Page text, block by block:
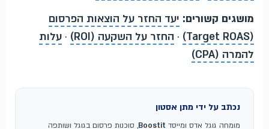
מושגים קשורים: יעד החזר על הוצאות הפרסום
(Target ROAS)
· החזר על השקעה (ROI) · עלות
להמרה (CPA)
נכתב על ידי מתן אסטון
מומחה גוגל אדס ומייסד Boostit, סוכנות פרסום בגוגל ושותפה